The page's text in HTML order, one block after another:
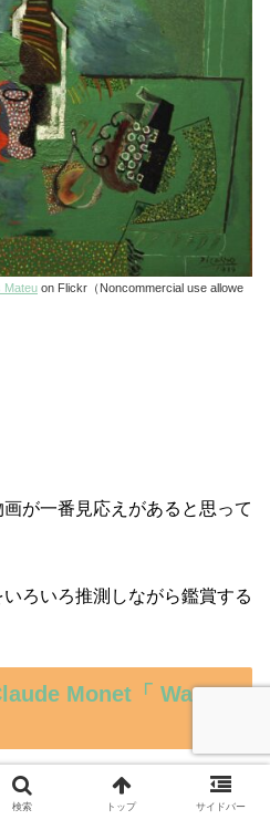
Mateu on Flickr（Noncommercial use allowe
が一番見応えがあると思って
ろいろ推測しながら鑑賞する
Monet「 Water
検索 トップ サイドバー